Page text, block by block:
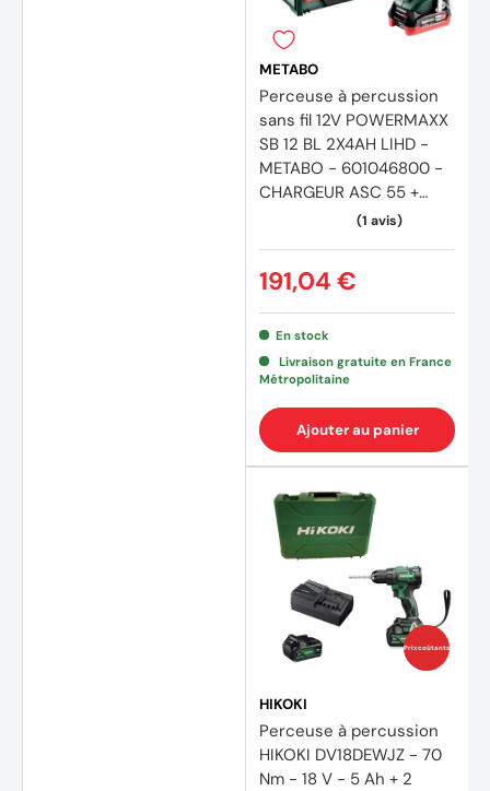
METABO
Perceuse à percussion
sans fil 12V POWERMAXX
SB 12 BL 2X4AH LIHD -
METABO - 601046800 -
CHARGEUR ASC 55 +
METABOX 118
191,04 €
En stock
Livraison gratuite en France
Métropolitaine
Ajouter au panier
Prix coûtants
HIKOKI
Perceuse à percussion
HIKOKI DV18DEWJZ - 70
Nm - 18 V - 5 Ah + 2